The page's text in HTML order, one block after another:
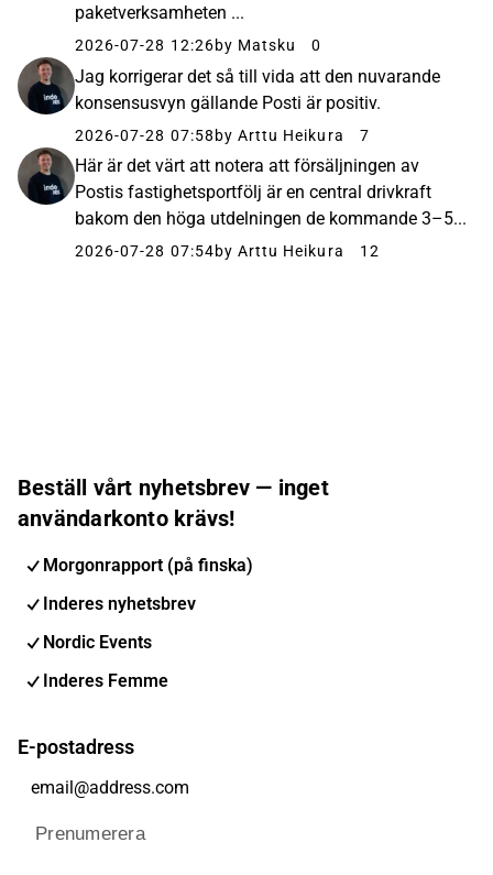
paketverksamheten ...
2026-07-28 12:26by Matsku 0
Jag korrigerar det så till vida att den nuvarande
konsensusvyn gällande Posti är positiv.
2026-07-28 07:58by Arttu Heikura 7
Här är det värt att notera att försäljningen av
Postis fastighetsportfölj är en central drivkraft
bakom den höga utdelningen de kommande 3–5...
2026-07-28 07:54by Arttu Heikura 12
Beställ vårt nyhetsbrev — inget
användarkonto krävs!
Morgonrapport (på finska)
Inderes nyhetsbrev
Nordic Events
Inderes Femme
E-postadress
Prenumerera